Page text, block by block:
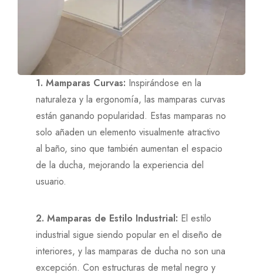
1. Mamparas Curvas: Inspirándose en la
naturaleza y la ergonomía, las mamparas curvas
están ganando popularidad. Estas mamparas no
solo añaden un elemento visualmente atractivo
al baño, sino que también aumentan el espacio
de la ducha, mejorando la experiencia del
usuario.
2. Mamparas de Estilo Industrial: El estilo
industrial sigue siendo popular en el diseño de
interiores, y las mamparas de ducha no son una
excepción. Con estructuras de metal negro y